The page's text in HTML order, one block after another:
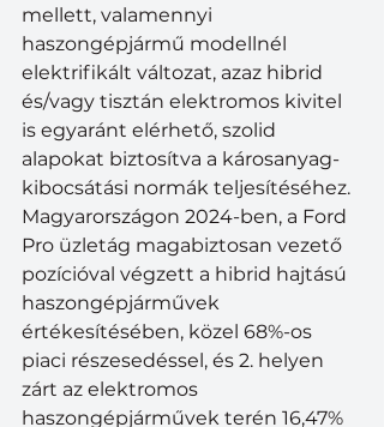
mellett, valamennyi
haszongépjármű modellnél
elektrifikált változat, azaz hibrid
és/vagy tisztán elektromos kivitel
is egyaránt elérhető, szolid
alapokat biztosítva a károsanyag-
kibocsátási normák teljesítéséhez.
Magyarországon 2024-ben, a Ford
Pro üzletág magabiztosan vezető
pozícióval végzett a hibrid hajtású
haszongépjárművek
értékesítésében, közel 68%-os
piaci részesedéssel, és 2. helyen
zárt az elektromos
haszongépjárművek terén 16,47%